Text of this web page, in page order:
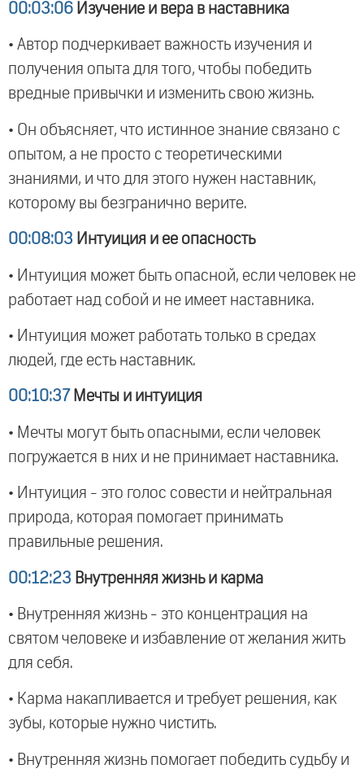
00:03:06 Изучение и вера в наставника
• Автор подчеркивает важность изучения и
получения опыта для того, чтобы победить
вредные привычки и изменить свою жизнь.
• Он объясняет, что истинное знание связано с
опытом, а не просто с теоретическими
знаниями, и что для этого нужен наставник,
которому вы безгранично верите.
00:08:03 Интуиция и ее опасность
• Интуиция может быть опасной, если человек не
работает над собой и не имеет наставника.
• Интуиция может работать только в средах
людей, где есть наставник.
00:10:37 Мечты и интуиция
• Мечты могут быть опасными, если человек
погружается в них и не принимает наставника.
• Интуиция - это голос совести и нейтральная
природа, которая помогает принимать
правильные решения.
00:12:23 Внутренняя жизнь и карма
• Внутренняя жизнь - это концентрация на
святом человеке и избавление от желания жить
для себя.
• Карма накапливается и требует решения, как
зубы, которые нужно чистить.
• Внутренняя жизнь помогает победить судьбу и